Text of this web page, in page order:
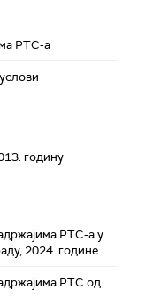
РТС-а
годину
РТС-а у
2024. године
РТС од